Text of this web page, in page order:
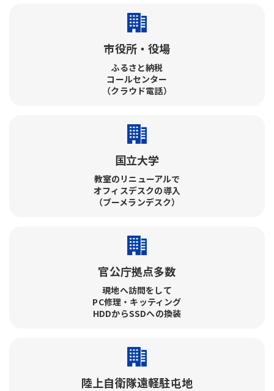
市役所・役場
ふるさと納税​
コールセンター​
（クラウド電話）
国立大学
教室のリニューアルで​
オフィスデスクの導入​
（ブーメランデスク）
官公庁拠点多数
現地へ訪問をして​
PC修理・キッティング​
HDDからSSDへの換装
陸上自衛隊遠軽駐屯地